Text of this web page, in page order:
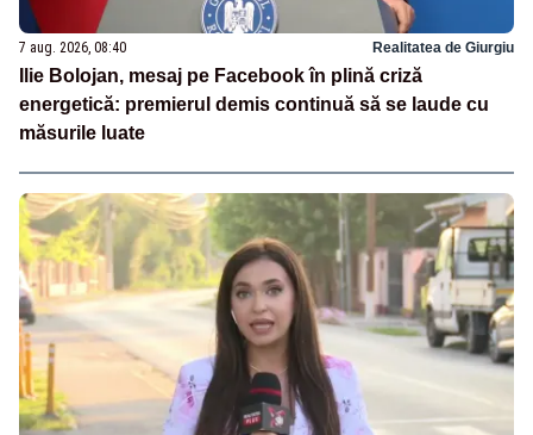
7 aug. 2026, 08:40 Realitatea de Giurgiu
Ilie Bolojan, mesaj pe Facebook în plină criză
energetică: premierul demis continuă să se laude cu
măsurile luate